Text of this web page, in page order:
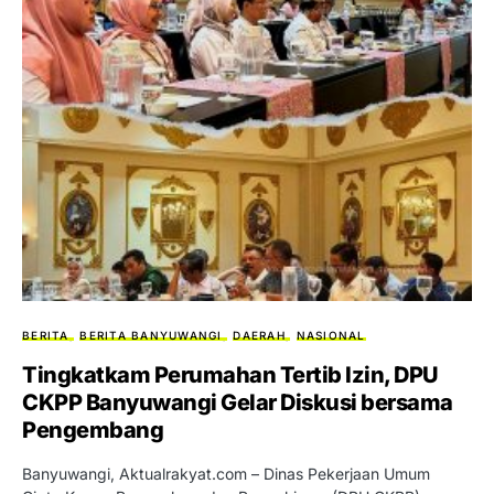
BERITA BERITA BANYUWANGI DAERAH NASIONAL
Tingkatkam Perumahan Tertib Izin, DPU
CKPP Banyuwangi Gelar Diskusi bersama
Pengembang
Banyuwangi, Aktualrakyat.com – Dinas Pekerjaan Umum